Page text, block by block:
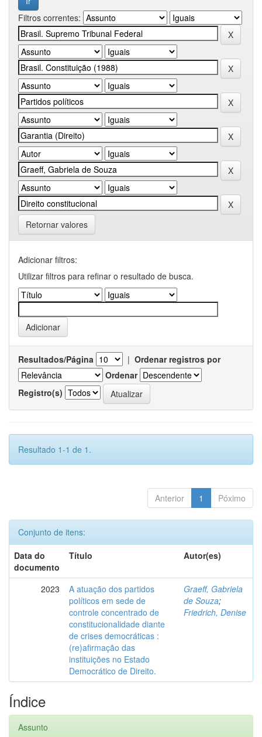
Filtros correntes:
Retornar valores
Adicionar filtros:
Utilizar filtros para refinar o resultado de busca.
Resultados/Página | Ordenar registros por
Ordenar
Registro(s)
Resultado 1-1 de 1.
Anterior 1 Póximo
Conjunto de itens:
Data do
documento
Título Autor(es)
2023
A atuação dos partidos
políticos em sede de
controle concentrado de
constitucionalidade diante
de crises democráticas :
(re)afirmação das
instituições no Estado
Democrático de Direito.
Graeff, Gabriela
de Souza;
Friedrich, Denise
Índice
Assunto